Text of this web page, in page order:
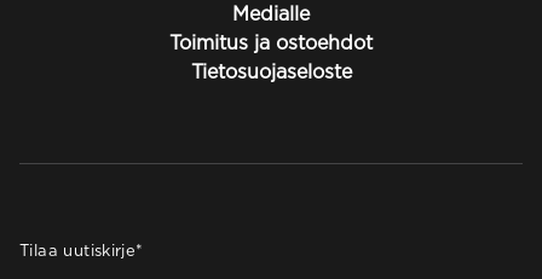
Medialle
Toimitus ja ostoehdot
Tietosuojaseloste
Tilaa uutiskirje*